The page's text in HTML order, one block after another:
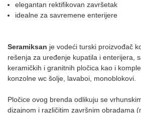
elegantan rektifikovan završetak
idealne za savremene enterijere
Seramiksan je vodeći turski proizvođač
rešenja za uređenje kupatila i enterijera,
keramičkih i granitnih pločica kao i
konzolne wc šolje, lavaboi, monoblokovi.
Pločice ovog brenda odlikuju se
dizajnom i različitim završnim obradama